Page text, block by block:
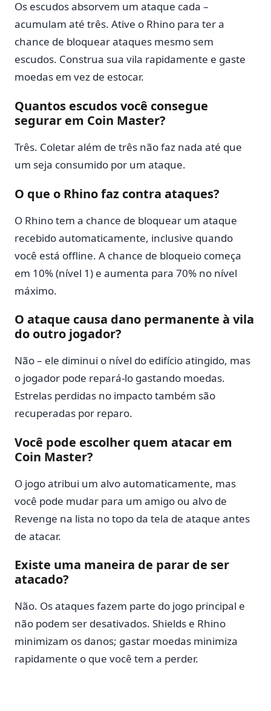
Os escudos absorvem um ataque cada –
acumulam até três. Ative o Rhino para ter a
chance de bloquear ataques mesmo sem
escudos. Construa sua vila rapidamente e gaste
moedas em vez de estocar.
Quantos escudos você consegue
segurar em Coin Master?
Três. Coletar além de três não faz nada até que
um seja consumido por um ataque.
O que o Rhino faz contra ataques?
O Rhino tem a chance de bloquear um ataque
recebido automaticamente, inclusive quando
você está offline. A chance de bloqueio começa
em 10% (nível 1) e aumenta para 70% no nível
máximo.
O ataque causa dano permanente à vila
do outro jogador?
Não – ele diminui o nível do edifício atingido, mas
o jogador pode repará-lo gastando moedas.
Estrelas perdidas no impacto também são
recuperadas por reparo.
Você pode escolher quem atacar em
Coin Master?
O jogo atribui um alvo automaticamente, mas
você pode mudar para um amigo ou alvo de
Revenge na lista no topo da tela de ataque antes
de atacar.
Existe uma maneira de parar de ser
atacado?
Não. Os ataques fazem parte do jogo principal e
não podem ser desativados. Shields e Rhino
minimizam os danos; gastar moedas minimiza
rapidamente o que você tem a perder.